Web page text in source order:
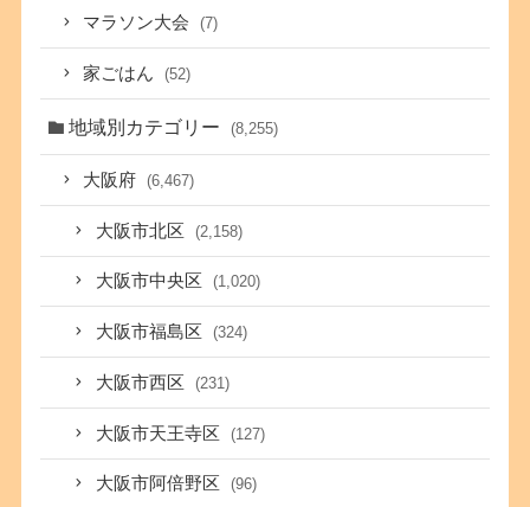
マラソン大会 (7)
家ごはん (52)
地域別カテゴリー (8,255)
大阪府 (6,467)
大阪市北区 (2,158)
大阪市中央区 (1,020)
大阪市福島区 (324)
大阪市西区 (231)
大阪市天王寺区 (127)
大阪市阿倍野区 (96)